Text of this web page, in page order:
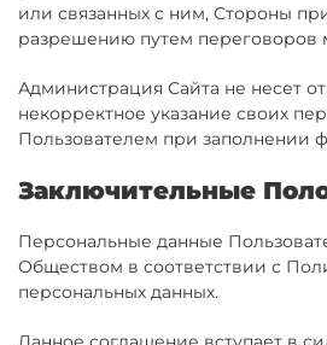
или связанных с ним, Стороны
разрешению путем переговоров
Администрация Сайта не несет
некорректное указание своих
Пользователем при заполнении
Заключительные
Персональные данные
Обществом в соответствии с
персональных данных.